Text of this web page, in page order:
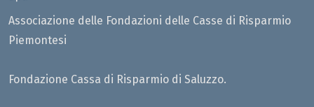
Associazione delle Fondazioni delle Casse di Risparmio
Piemontesi
Fondazione Cassa di Risparmio di Saluzzo.